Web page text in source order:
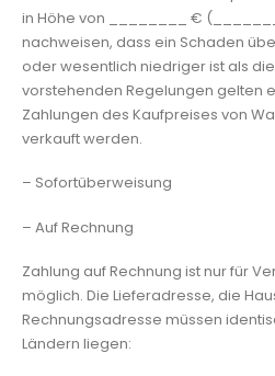
in Höhe von ________ €
nachweisen, dass ein Schaden
oder wesentlich niedriger ist als
vorstehenden Regelungen gelten
Zahlungen des Kaufpreises von
verkauft werden.
– Sofortüberweisung
– Auf Rechnung
Zahlung auf Rechnung ist nur für
möglich. Die Lieferadresse, die
Rechnungsadresse müssen
Ländern liegen: